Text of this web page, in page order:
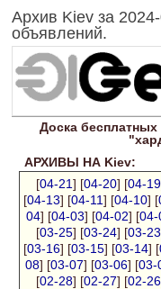
Архив Kiev за
объявлений.
Доска бесплатных
АРХИВЫ НА Kiev:
[04-21] [04-20] [04-19
[04-13] [04-11] [04-10] [
04] [04-03] [04-02] [04-
[03-25] [03-24] [03-23
[03-16] [03-15] [03-14] [
08] [03-07] [03-06] [03-
[02-28] [02-27] [02-26